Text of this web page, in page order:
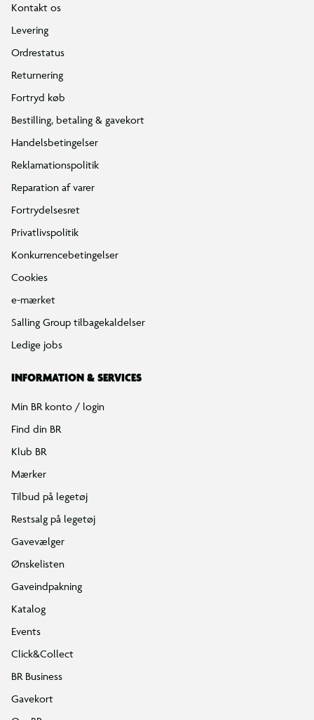
Kontakt os
Levering
Ordrestatus
Returnering
Fortryd køb
Bestilling, betaling & gavekort
Handelsbetingelser
Reklamationspolitik
Reparation af varer
Fortrydelsesret
Privatlivspolitik
Konkurrencebetingelser
Cookies
e-mærket
Salling Group tilbagekaldelser
Ledige jobs
INFORMATION & SERVICES
Min BR konto / login
Find din BR
Klub BR
Mærker
Tilbud på legetøj
Restsalg på legetøj
Gavevælger
Ønskelisten
Gaveindpakning
Katalog
Events
Click&Collect
BR Business
Gavekort